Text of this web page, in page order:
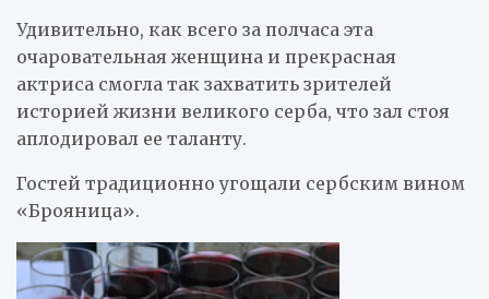
Удивительно, как всего за полчаса эта
очаровательная женщина и прекрасная
актриса смогла так захватить зрителей
историей жизни великого серба, что зал стоя
аплодировал ее таланту.
Гостей традиционно угощали сербским вином
«Брояница».